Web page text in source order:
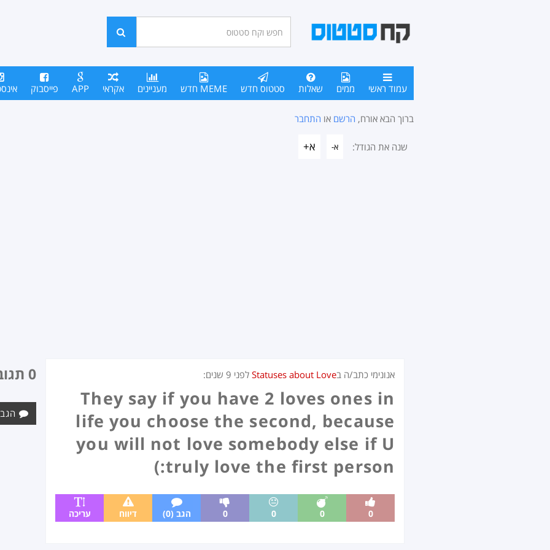
סטטוסים
חפש
עמוד ראשי ממים שאלות סטטוס חדש MEME חדש מעניינים אקראי APP פייסבוק
ברוך הבא אורח, הרשם או התחבר
שנה את הגודל: א- א+
אנונימי כתב/ה בStatuses about Love לפני 9 שנים :
They say if you have 2 loves ones in
life you choose the second, because
you will not love somebody else if U
truly love the first person:)
0
0
0
0 הגב (0) דיווח עריכה
0 תגובות